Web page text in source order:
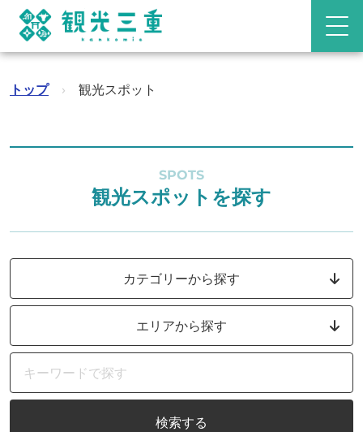
トップ › 観光スポット
SPOTS
観光スポットを探す
カテゴリーから探す
エリアから探す
検索する